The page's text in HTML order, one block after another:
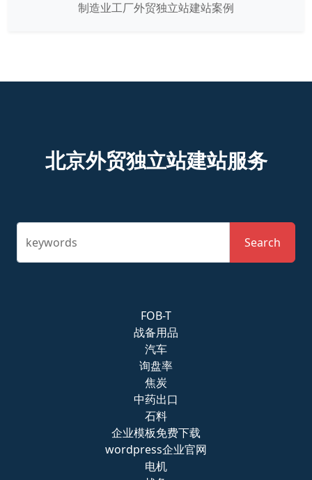
制造业工厂外贸独立站建站案例
北京外贸独立站建站服务
keywords Search
FOB-T
战备用品
汽车
询盘率
焦炭
中药出口
石料
企业模板免费下载
wordpress企业官网
电机